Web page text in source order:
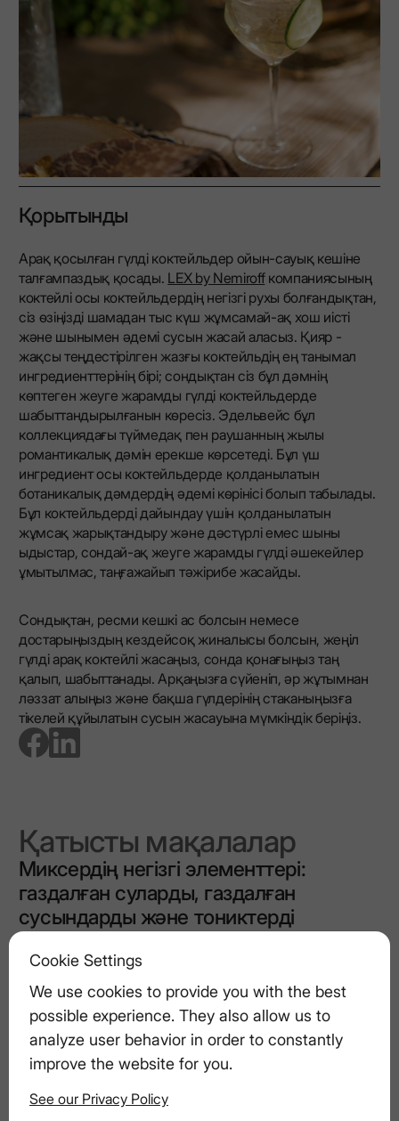
Cookie Settings
We use cookies to provide you with the best
possible experience. They also allow us to
analyze user behavior in order to constantly
improve the website for you.
See our Privacy Policy
Қорытынды
Арақ қосылған гүлді коктейльдер ойын-сауық кешіне
талғампаздық қосады. LEX by Nemiroffкомпаниясының
коктейлі осы коктейльдердің негізгі рухы болғандықтан,
сіз өзіңізді шамадан тыс күш жұмсамай-ақ хош иісті
және шынымен әдемі сусын жасай аласыз. Қияр -
жақсы теңдестірілген жазғы коктейльдің ең танымал
ингредиенттерінің бірі; сондықтан сіз бұл дәмнің
көптеген жеуге жарамды гүлді коктейльдерде
шабыттандырылғанын көресіз. Эдельвейс бұл
коллекциядағы түймедақ пен раушанның жылы
романтикалық дәмін ерекше көрсетеді. Бұл үш
ингредиент осы коктейльдерде қолданылатын
ботаникалық дәмдердің әдемі көрінісі болып табылады.
Бұл коктейльдерді дайындау үшін қолданылатын
жұмсақ жарықтандыру және дәстүрлі емес шыны
ыдыстар, сондай-ақ жеуге жарамды гүлді әшекейлер
ұмытылмас, таңғажайып тәжірибе жасайды.
Сондықтан, ресми кешкі ас болсын немесе
достарыңыздың кездейсоқ жиналысы болсын, жеңіл
гүлді арақ коктейлі жасаңыз, сонда қонағыңыз таң
қалып, шабыттанады. Арқаңызға сүйеніп, әр жұтымнан
ләззат алыңыз және бақша гүлдерінің стаканыңызға
тікелей құйылатын сусын жасауына мүмкіндік беріңіз.
go to facebook page go to linkedin page
Қатысты мақалалар
Миксердің негізгі элементтері:
газдалған суларды, газдалған
сусындарды және тониктерді
Жаңа жылды стильді түрде қарсы
алуға арналған газдалған арақ
коктейльдері